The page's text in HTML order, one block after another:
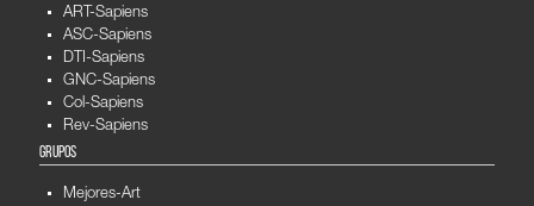
ART-Sapiens
ASC-Sapiens
DTI-Sapiens
GNC-Sapiens
Col-Sapiens
Rev-Sapiens
GRUPOS
Mejores-Art